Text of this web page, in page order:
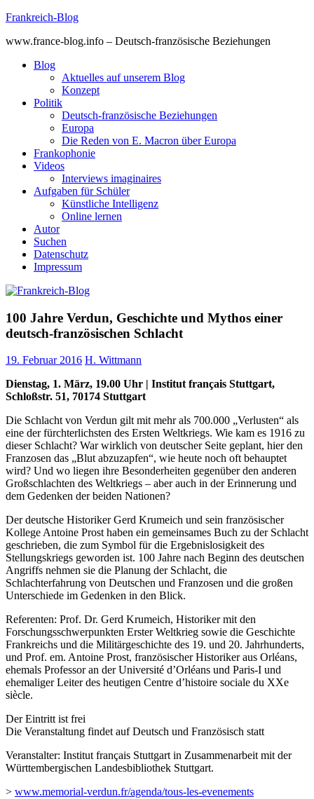
Skip
content
Frankreich-Blog
www.france-blog.info – Deutsch-französische Beziehungen
Blog
Aktuelles auf unserem Blog
Konzept
Politik
Deutsch-französische Beziehungen
Europa
Die Reden von E. Macron über Europa
Frankophonie
Videos
Interviews imaginaires
Aufgaben für Schüler
Künstliche Intelligenz
Online lernen
Autor
Suchen
Datenschutz
Impressum
100 Jahre Verdun, Geschichte und Mythos einer
deutsch-französischen Schlacht
19. Februar 2016 H. Wittmann
Dienstag, 1. März, 19.00 Uhr | Institut français Stuttgart,
Schloßstr. 51, 70174 Stuttgart
Die Schlacht von Verdun gilt mit mehr als 700.000 „Verlusten“ als
eine der fürchterlichsten des Ersten Weltkriegs. Wie kam es 1916 zu
dieser Schlacht? War wirklich von deutscher Seite geplant, hier den
Franzosen das „Blut abzuzapfen“, wie heute noch oft behauptet
wird? Und wo liegen ihre Besonderheiten gegenüber den anderen
Großschlachten des Weltkriegs – aber auch in der Erinnerung und
dem Gedenken der beiden Nationen?
Der deutsche Historiker Gerd Krumeich und sein französischer
Kollege Antoine Prost haben ein gemeinsames Buch zu der Schlacht
geschrieben, die zum Symbol für die Ergebnislosigkeit des
Stellungskriegs geworden ist. 100 Jahre nach Beginn des deutschen
Angriffs nehmen sie die Planung der Schlacht, die
Schlachterfahrung von Deutschen und Franzosen und die großen
Unterschiede im Gedenken in den Blick.
Referenten: Prof. Dr. Gerd Krumeich, Historiker mit den
Forschungsschwerpunkten Erster Weltkrieg sowie die Geschichte
Frankreichs und die Militärgeschichte des 19. und 20. Jahrhunderts,
und Prof. em. Antoine Prost, französischer Historiker aus Orléans,
ehemals Professor an der Université d’Orléans und Paris-I und
ehemaliger Leiter des heutigen Centre d’histoire sociale du XXe
siècle.
Der Eintritt ist frei
Die Veranstaltung findet auf Deutsch und Französisch statt
Veranstalter: Institut français Stuttgart in Zusammenarbeit mit der
Württembergischen Landesbibliothek Stuttgart.
> www.memorial-verdun.fr/agenda/tous-les-evenements